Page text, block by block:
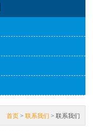
首页 > 联系我们 > 联系我们